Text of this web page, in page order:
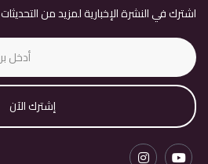
اشترك في النشرة الإخبارية لمزيد من التحديثات
إشترك الآن